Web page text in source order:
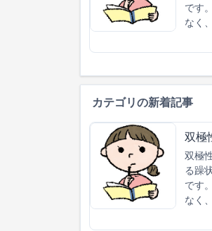
です
なく
カテゴリの新着記事
双極
双極
る躁
です
なく